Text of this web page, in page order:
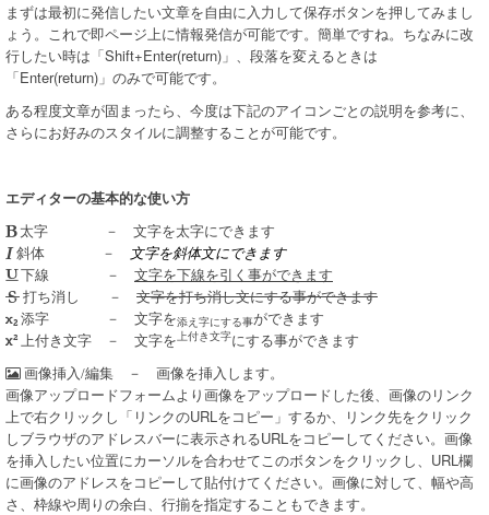
まずは最初に発信したい文章を自由に入力して保存ボタンを押してみまし
ょう。これで即ページ上に情報発信が可能です。簡単ですね。ちなみに改
行したい時は「Shift+Enter(return)」、段落を変えるときは
「Enter(return)」のみで可能です。
ある程度文章が固まったら、今度は下記のアイコンごとの説明を参考に、
さらにお好みのスタイルに調整することが可能です。
エディターの基本的な使い方
太字 － 文字を太字にできます
斜体 － 文字を斜体文にできます
下線 － 文字を下線を引く事ができます
打ち消し － 文字を打ち消し文にする事ができます
添字 － 文字を添え字にする事ができます
上付き文字 － 文字を上付き文字にする事ができます
画像挿入/編集
－ 画像を挿入します。
画像アップロードフォームより画像をアップロードした後、画像のリンク
上で右クリックし「リンクのURLをコピー」するか、リンク先をクリック
しブラウザのアドレスバーに表示されるURLをコピーしてください。画像
を挿入したい位置にカーソルを合わせてこのボタンをクリックし、URL欄
に画像のアドレスをコピーして貼付けてください。画像に対して、幅や高
さ、枠線や周りの余白、行揃を指定することもできます。